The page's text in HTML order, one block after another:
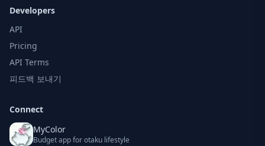
Developers
API
Pricing
API Terms
피드백 보내기
Connect
MyColor
Budget app for otaku lifestyle